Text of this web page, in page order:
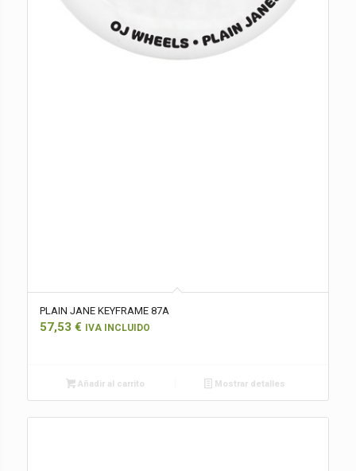
PLAIN JANE KEYFRAME 87A
57,53 € IVA INCLUIDO
Añadir al carrito Mostrar detalles